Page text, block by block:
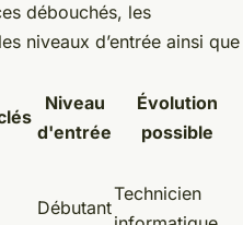
débouchés, les
niveaux d’entrée ainsi que
Niveau
d'entrée
Évolution
possible
Débutant
Technicien